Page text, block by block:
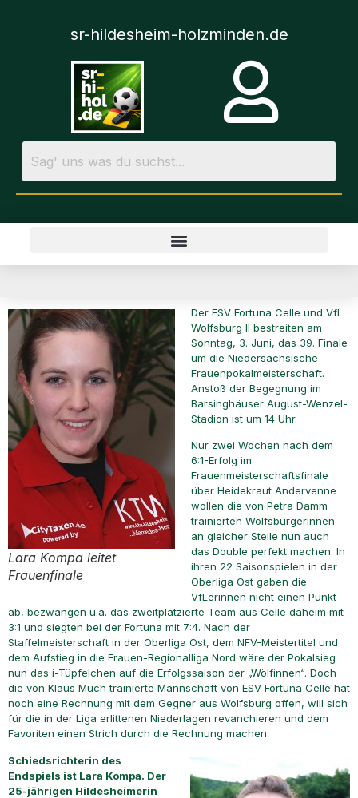
sr-hildesheim-holzminden.de
Lara Kompa leitet
Frauenfinale
Der ESV Fortuna Celle und VfL
Wolfsburg II bestreiten am
Sonntag, 3. Juni, das 39. Finale
um die Niedersächsische
Frauenpokalmeisterschaft.
Anstoß der Begegnung im
Barsinghäuser August-Wenzel-
Stadion ist um 14 Uhr.
Nur zwei Wochen nach dem
6:1-Erfolg im
Frauenmeisterschaftsfinale
über Heidekraut Andervenne
wollen die von Petra Damm
trainierten Wolfsburgerinnen
an gleicher Stelle nun auch
das Double perfekt machen. In
ihren 22 Saisonspielen in der
Oberliga Ost gaben die
VfLerinnen nicht einen Punkt
ab, bezwangen u.a. das zweitplatzierte Team aus Celle daheim mit
3:1 und siegten bei der Fortuna mit 7:4. Nach der
Staffelmeisterschaft in der Oberliga Ost, dem NFV-Meistertitel und
dem Aufstieg in die Frauen-Regionalliga Nord wäre der Pokalsieg
nun das i-Tüpfelchen auf die Erfolgssaison der „Wölfinnen“. Doch
die von Klaus Much trainierte Mannschaft von ESV Fortuna Celle hat
noch eine Rechnung mit dem Gegner aus Wolfsburg offen, will sich
für die in der Liga erlittenen Niederlagen revanchieren und dem
Favoriten einen Strich durch die Rechnung machen.
Schiedsrichterin des
Endspiels ist Lara Kompa. Der
25-jährigen Hildesheimerin